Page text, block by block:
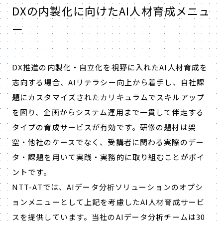
DXの内製化に向けたAI人材育成メニュ
ー
DX推進の内製化・自立化を視野に入れたAI人材育成を
志向する場合、AIリテラシー向上から着手し、自社課
題にカスタマイズされたカリキュラムでスキルアップ
を図り、企画からシステム運用まで一貫して伴走する
タイプの育成サービスが有効です。研修の題材は架
空・他社のケースでなく、受講者に関わる実際のデー
タ・課題を用いて実践・実務的に取り組むことがポイ
ントです。
NTT-ATでは、AIデータ分析ソリューションのオプシ
ョンメニューとして上記を考慮したAI人材育成サービ
スを提供しています。当社のAIデータ分析チームは30